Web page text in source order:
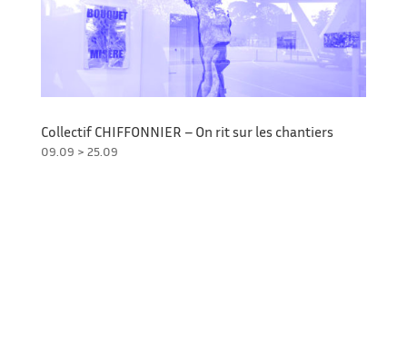
Collectif CHIFFONNIER – On rit sur les chantiers
09.09 > 25.09